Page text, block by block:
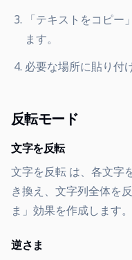
「テキストをコピ
ます。
必要な場所に貼り付
反転モード
文字を反転
文字を反転 は、各文字
き換え、文字列全体を
ま」効果を作成します。
逆さま